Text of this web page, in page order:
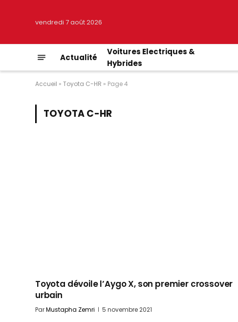
vendredi 7 août 2026
Actualité
Voitures Electriques &
Hybrides
Accueil » Toyota C-HR » Page 4
TOYOTA C-HR
Toyota dévoile l’Aygo X, son premier crossover
urbain
ParMustapha Zemri 5 novembre 2021